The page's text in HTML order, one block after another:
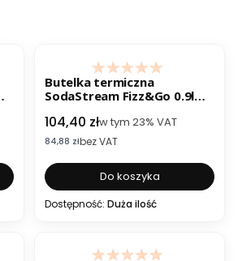
Butelka termiczna
SodaStream Fizz&Go 0.9l
Cena brutto
104,40 złw tym 23% VAT
Cena netto
84,88 złbez VAT
Do koszyka
Dostępność: Duża ilość